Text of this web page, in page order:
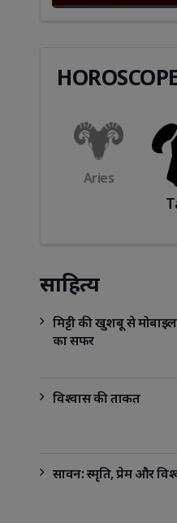
Aries
साहित्य
मिट्टी की खुशबू से
का सफर
विश्वास की ताकत
सावन: स्मृति, प्रेम और